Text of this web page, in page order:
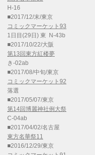
H-16
■2017/12/末/東京
コミックマーケット93
1日目(29日) 東 N-43b
■2017/10/22/大阪
第13回東方紅楼夢
き-02ab
■2017/08/中旬/東京
コミックマーケット92
落選
■2017/05/07/東京
第14回博麗神社例大祭
C-04ab
■2017/04/02/名古屋
東方名華祭11
■2016/12/29/東京